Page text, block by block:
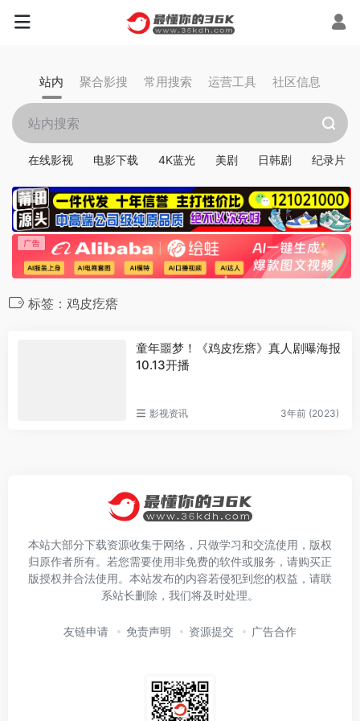
站内 聚合影搜 常用搜索 运营工具 社区信息
在线影视 电影下载 4K蓝光 美剧 日韩剧 纪录片
标签：鸡皮疙瘩
童年噩梦！《鸡皮疙瘩》真人剧曝海报
10.13开播
影视资讯 3年前 (2023)
本站大部分下载资源收集于网络，只做学习和交流使用，版权
归原作者所有。若您需要使用非免费的软件或服务，请购买正
版授权并合法使用。本站发布的内容若侵犯到您的权益，请联
系站长删除，我们将及时处理。
友链申请 免责声明 资源提交 广告合作